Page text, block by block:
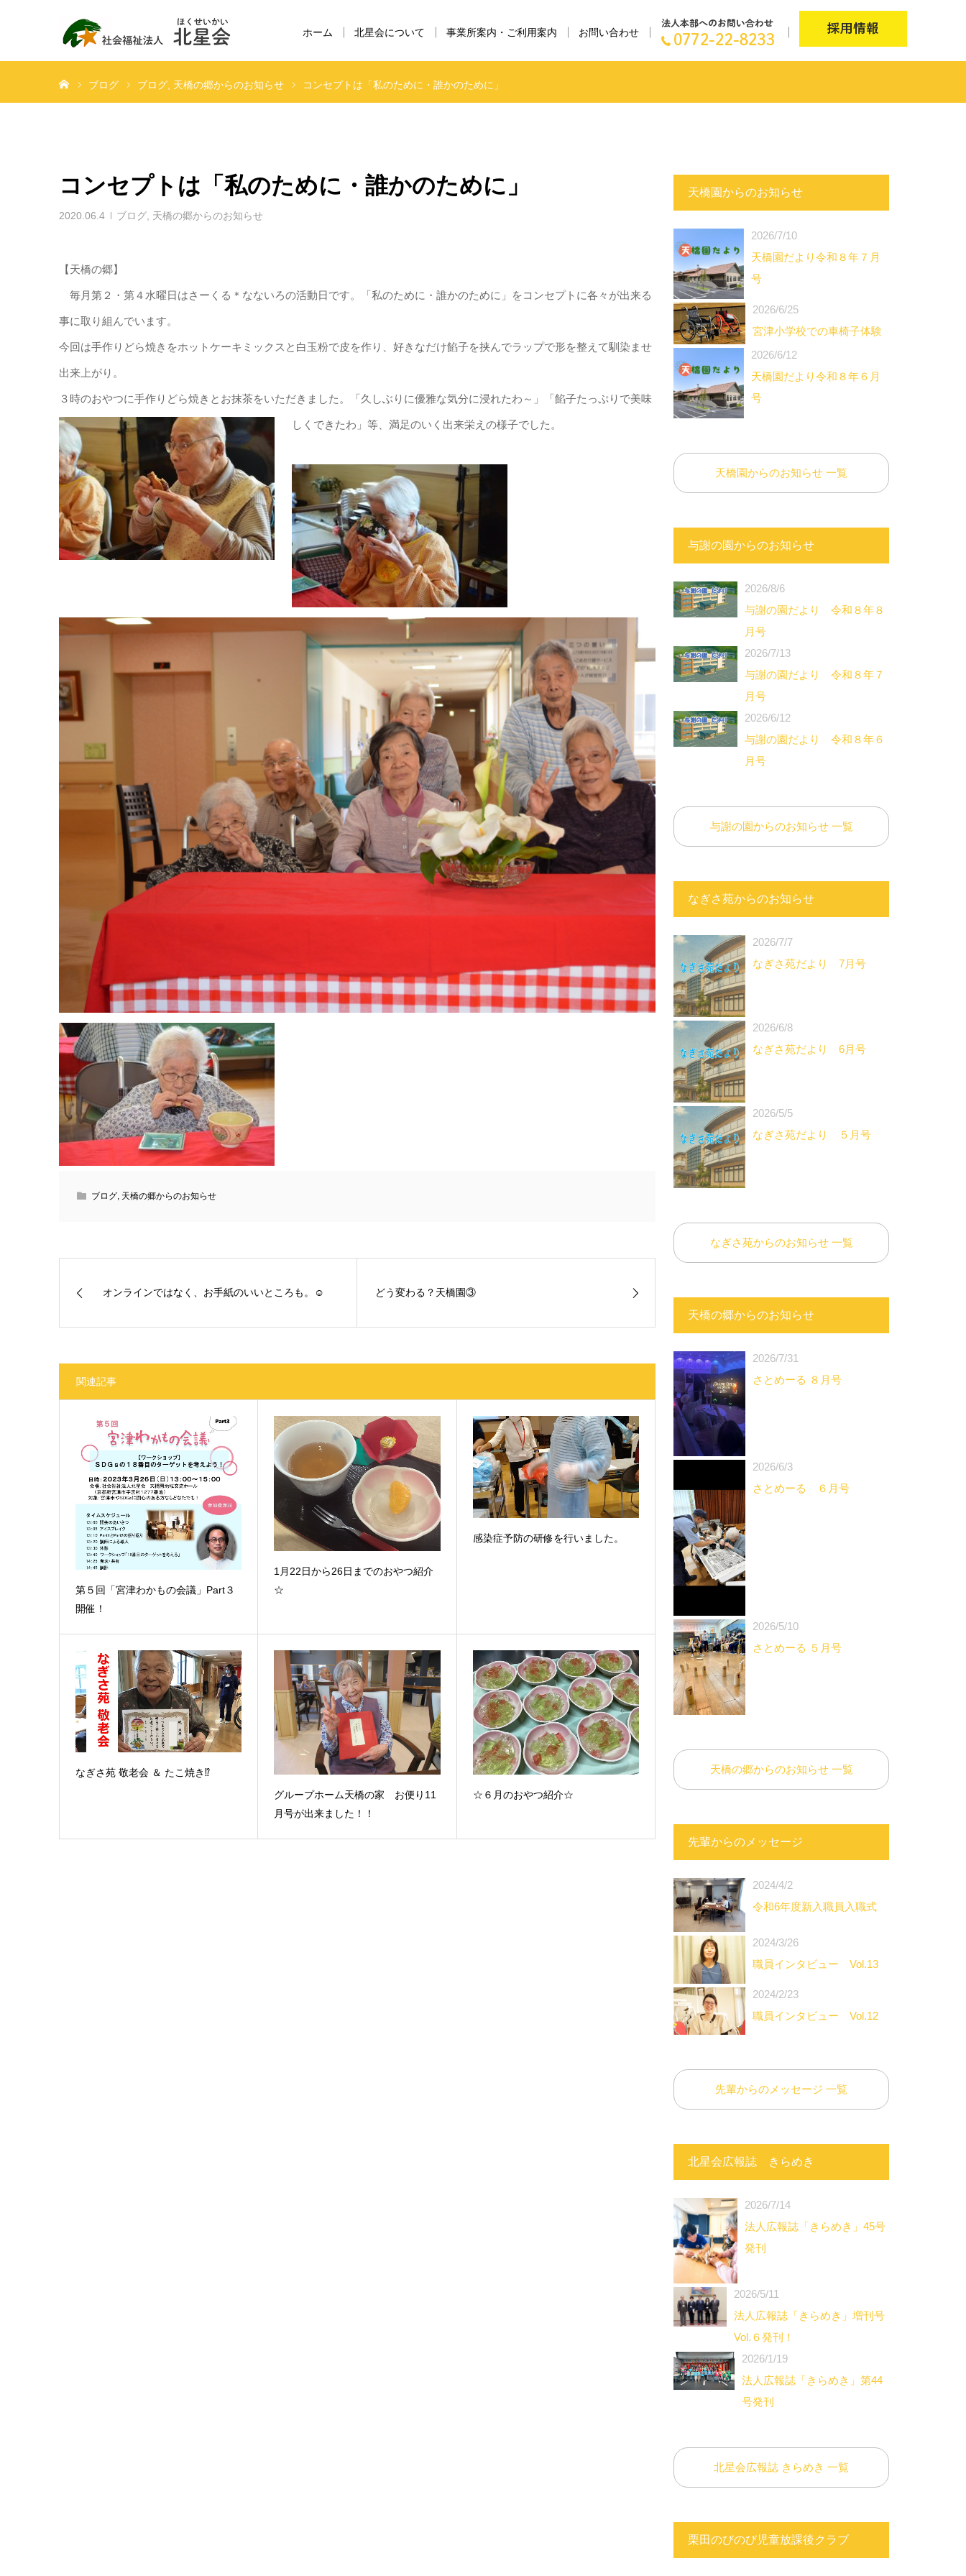
ホーム 北星会について 事業所案内・ご利用案内 お問い合わせ
ブログ ブログ 天橋の郷からのお知らせ コンセプトは「私のために・誰かのために」
コンセプトは「私のために・誰かのために」
2020.06.4 ブログ 天橋の郷からのお知らせ
【天橋の郷】
毎月第２・第４水曜日はさーくる＊なないろの活動日です。「私のために・誰かのために」をコンセプトに各々が出来る
事に取り組んでいます。
今回は手作りどら焼きをホットケーキミックスと白玉粉で皮を作り、好きなだけ餡子を挟んでラップで形を整えて馴染ませ
出来上がり。
３時のおやつに手作りどら焼きとお抹茶をいただきました。「久しぶりに優雅な気分に浸れたわ～」「餡子たっぷりで美味
しくできたわ」等、満足のいく出来栄えの様子でした。
ブログ 天橋の郷からのお知らせ
オンラインではなく、お手紙のいいところも。☺ どう変わる？天橋園③
関連記事
第５回「宮津わかもの会議」Part３
開催！
1月22日から26日までのおやつ紹介
☆
感染症予防の研修を行いました。
なぎさ苑 敬老会 ＆ たこ焼き⁉
グループホーム天橋の家 お便り11
月号が出来ました！！
☆６月のおやつ紹介☆
天橋園からのお知らせ
2026/7/10
天橋園だより令和８年７月
号
2026/6/25
宮津小学校での車椅子体験
2026/6/12
天橋園だより令和８年６月
号
天橋園からのお知らせ 一覧
与謝の園からのお知らせ
2026/8/6
与謝の園だより 令和８年８
月号
2026/7/13
与謝の園だより 令和８年７
月号
2026/6/12
与謝の園だより 令和８年６
月号
与謝の園からのお知らせ 一覧
なぎさ苑からのお知らせ
2026/7/7
なぎさ苑だより 7月号
2026/6/8
なぎさ苑だより 6月号
2026/5/5
なぎさ苑だより ５月号
なぎさ苑からのお知らせ 一覧
天橋の郷からのお知らせ
2026/7/31
さとめーる ８月号
2026/6/3
さとめーる ６月号
2026/5/10
さとめーる ５月号
天橋の郷からのお知らせ 一覧
先輩からのメッセージ
2024/4/2
令和6年度新入職員入職式
2024/3/26
職員インタビュー Vol.13
2024/2/23
職員インタビュー Vol.12
先輩からのメッセージ 一覧
北星会広報誌 きらめき
2026/7/14
法人広報誌「きらめき」45号
発刊
2026/5/11
法人広報誌「きらめき」増刊号
Vol.６発刊！
2026/1/19
法人広報誌「きらめき」第44
号発刊
北星会広報誌 きらめき 一覧
栗田のびのび児童放課後クラブ